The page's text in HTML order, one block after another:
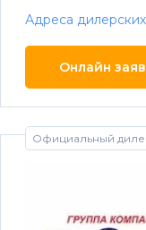
Адреса
Онлайн
Официальный